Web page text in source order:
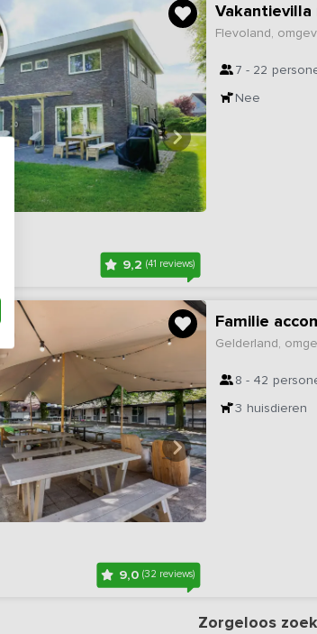
9,2(41 reviews)
Flevoland,
7 - 22
Nee
9,0(32 reviews)
Familie
Gelderland,
8 - 42
3 huisdieren
Zorgeloos